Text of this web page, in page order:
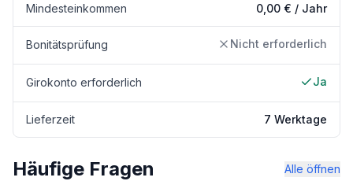
Mindesteinkommen 0,00 € / Jahr
Bonitätsprüfung Nicht erforderlich
Girokonto erforderlich Ja
Lieferzeit 7 Werktage
Häufige Fragen Alle öffnen